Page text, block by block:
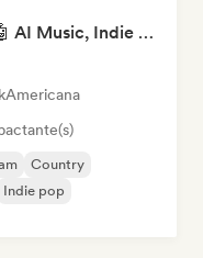
Pop Machine Mode 🤖 AI Music, Indie Pop & Dream Pop
Americana
Country
Indie pop